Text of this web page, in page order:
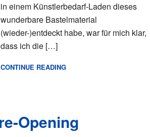
in einem Künstlerbedarf-Laden dieses
wunderbare Bastelmaterial
(wieder-)entdeckt habe, war für mich klar,
dass ich die […]
CONTINUE READING